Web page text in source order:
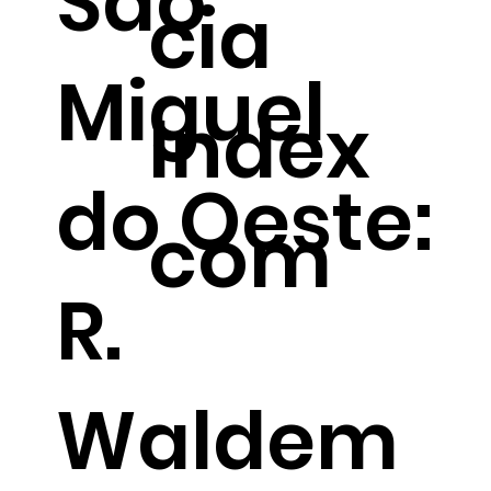
cia
Index
com
Miguel
do Oeste:
R.
Waldem